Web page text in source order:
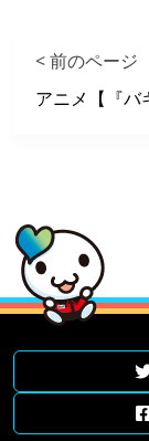
< 前のページ